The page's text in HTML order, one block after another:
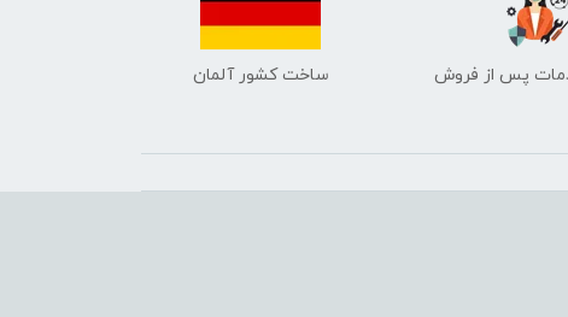
ساخت کشور آلمان